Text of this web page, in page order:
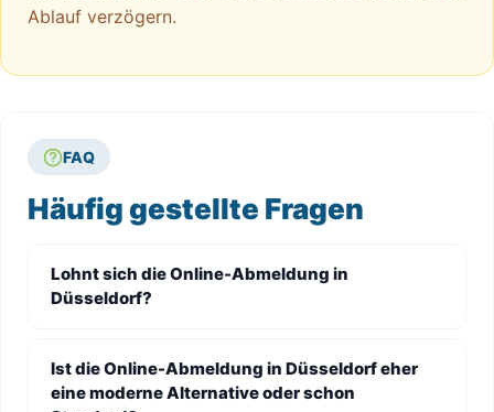
Ablauf verzögern.
FAQ
Häufig gestellte Fragen
Lohnt sich die Online-Abmeldung in
Düsseldorf?
Ist die Online-Abmeldung in Düsseldorf eher
eine moderne Alternative oder schon